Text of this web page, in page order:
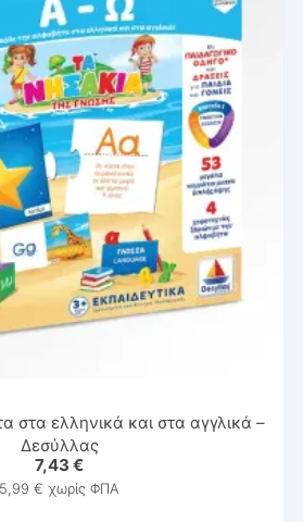
στα ελληνικά και στα αγγλικά –
Δεσύλλας
7,43€
5,99€ χωρίς ΦΠΑ